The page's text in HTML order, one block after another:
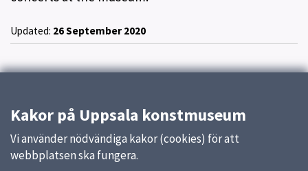
Updated: 26 September 2020
Kakor på Uppsala konstmuseum
Vi använder nödvändiga kakor (cookies) för att
webbplatsen ska fungera.